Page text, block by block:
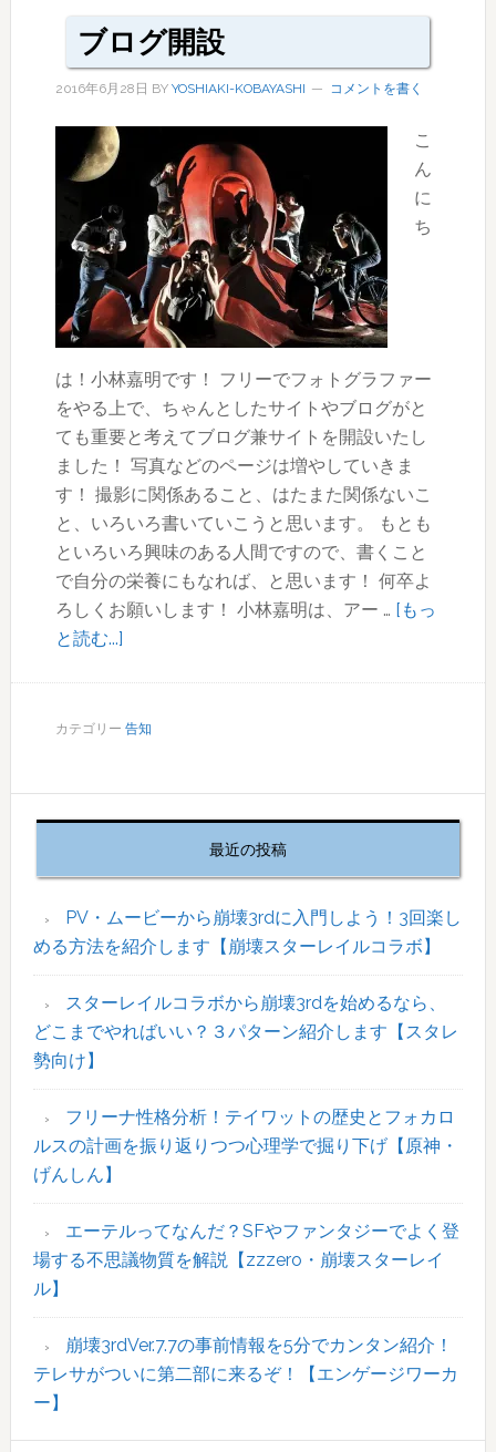
ブログ開設
2016年6月28日 BY YOSHIAKI-KOBAYASHI コメントを書く
こ
ん
に
ち
は！小林嘉明です！ フリーでフォトグラファー
をやる上で、ちゃんとしたサイトやブログがと
ても重要と考えてブログ兼サイトを開設いたし
ました！ 写真などのページは増やしていきま
す！ 撮影に関係あること、はたまた関係ないこ
と、いろいろ書いていこうと思います。 もとも
といろいろ興味のある人間ですので、書くこと
で自分の栄養にもなれば、と思います！ 何卒よ
ろしくお願いします！ 小林嘉明は、アー … [もっ
と読む...]about
グ
カテゴリー 告知
ド
バ
最近の投稿
PV・ムービーから崩壊3rdに入門しよう！3回楽し
める方法を紹介します【崩壊スターレイルコラボ】
スターレイルコラボから崩壊3rdを始めるなら、
どこまでやればいい？３パターン紹介します【スタレ
勢向け】
フリーナ性格分析！テイワットの歴史とフォカロ
ルスの計画を振り返りつつ心理学で掘り下げ【原神・
げんしん】
エーテルってなんだ？SFやファンタジーでよく登
場する不思議物質を解説【zzzero・崩壊スターレイ
ル】
崩壊3rdVer.7.7の事前情報を5分でカンタン紹介！
テレサがついに第二部に来るぞ！【エンゲージワーカ
ー】